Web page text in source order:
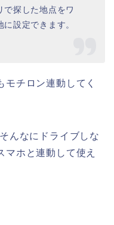
で探した地点をワ
設定できます。
チロン連動してく
んなにドライブしな
マホと連動して使え